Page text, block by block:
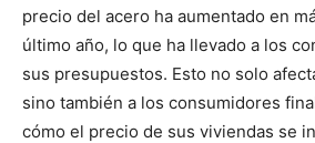
precio del acero ha aumentado en
último año, lo que ha llevado a los
sus presupuestos. Esto no solo
sino también a los consumidores
cómo el precio de sus viviendas se